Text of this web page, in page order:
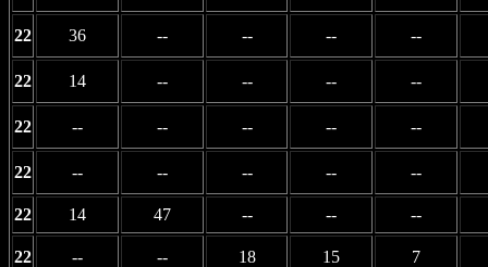
22 36 -- -- -- --
22 14 -- -- -- --
22 -- -- -- -- --
22 -- -- -- -- --
22 14 47 -- -- --
22 -- -- 18 15 7